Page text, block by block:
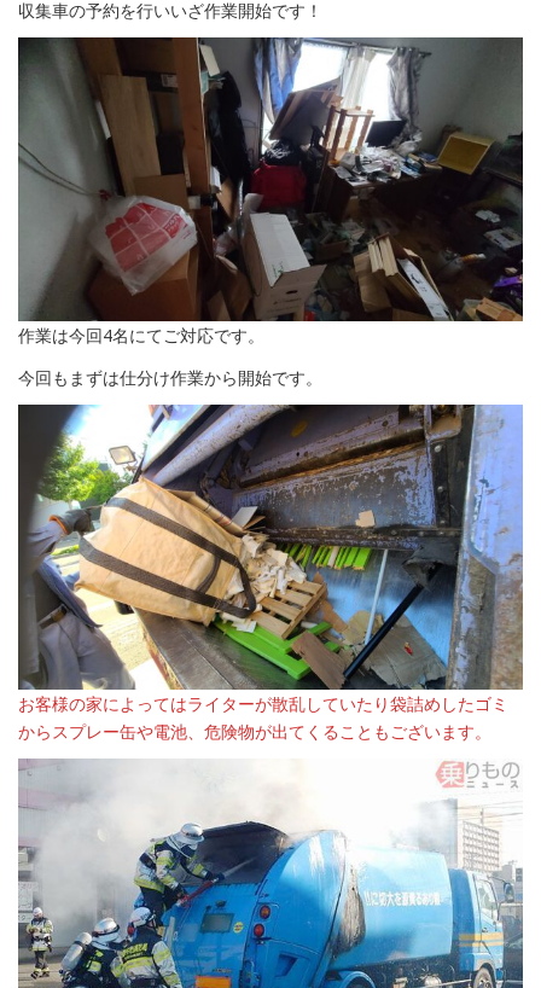
収集車の予約を行いいざ作業開始です！
作業は今回4名にてご対応です。
今回もまずは仕分け作業から開始です。
お客様の家によってはライターが散乱していたり袋詰めしたゴミ
からスプレー缶や電池、危険物が出てくることもございます。